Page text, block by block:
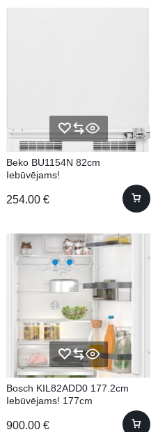
Beko BU1154N 82cm
Iebūvējams!
254.00 €
Bosch KIL82ADD0 177.2cm
Iebūvējams! 177cm
900.00 €